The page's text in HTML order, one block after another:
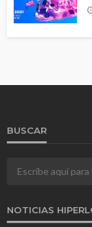
BUSCAR
NOTICIAS